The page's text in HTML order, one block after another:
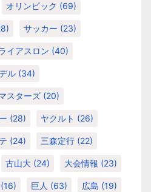
オリンピック (69)
サッカー (23)
イアスロン (40)
ル (34)
スターズ (20)
(28) ヤクルト (26)
(24) 三森定行 (22)
古山大 (24) 大会情報 (23)
(16) 巨人 (63) 広島 (19)